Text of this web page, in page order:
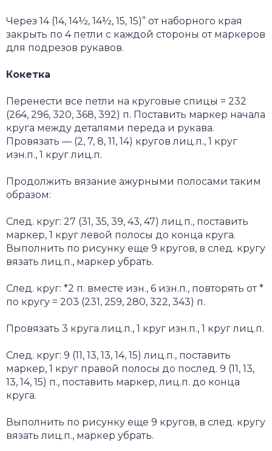
Через 14 (14, 14½, 14½, 15, 15)” от наборного края
закрыть по 4 петли с каждой стороны от маркеров
для подрезов рукавов.
Кокетка
Перенести все петли на круговые спицы = 232
(264, 296, 320, 368, 392) п. Поставить маркер начала
круга между деталями переда и рукава.
Провязать — (2, 7, 8, 11, 14) кругов лиц.п., 1 круг
изн.п., 1 круг лиц.п.
Продолжить вязание ажурными полосами таким
образом:
След. круг: 27 (31, 35, 39, 43, 47) лиц.п., поставить
маркер, 1 круг левой полосы до конца круга.
Выполнить по рисунку еще 9 кругов, в след. кругу
вязать лиц.п., маркер убрать.
След. круг: *2 п. вместе изн., 6 изн.п., повторять от *
по кругу = 203 (231, 259, 280, 322, 343) п.
Провязать 3 круга лиц.п., 1 круг изн.п., 1 круг лиц.п.
След. круг: 9 (11, 13, 13, 14, 15) лиц.п., поставить
маркер, 1 круг правой полосы до послед. 9 (11, 13,
13, 14, 15) п., поставить маркер, лиц.п. до конца
круга.
Выполнить по рисунку еще 9 кругов, в след. кругу
вязать лиц.п., маркер убрать.